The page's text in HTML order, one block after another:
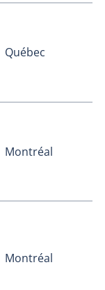
Québec
Montréal
Montréal